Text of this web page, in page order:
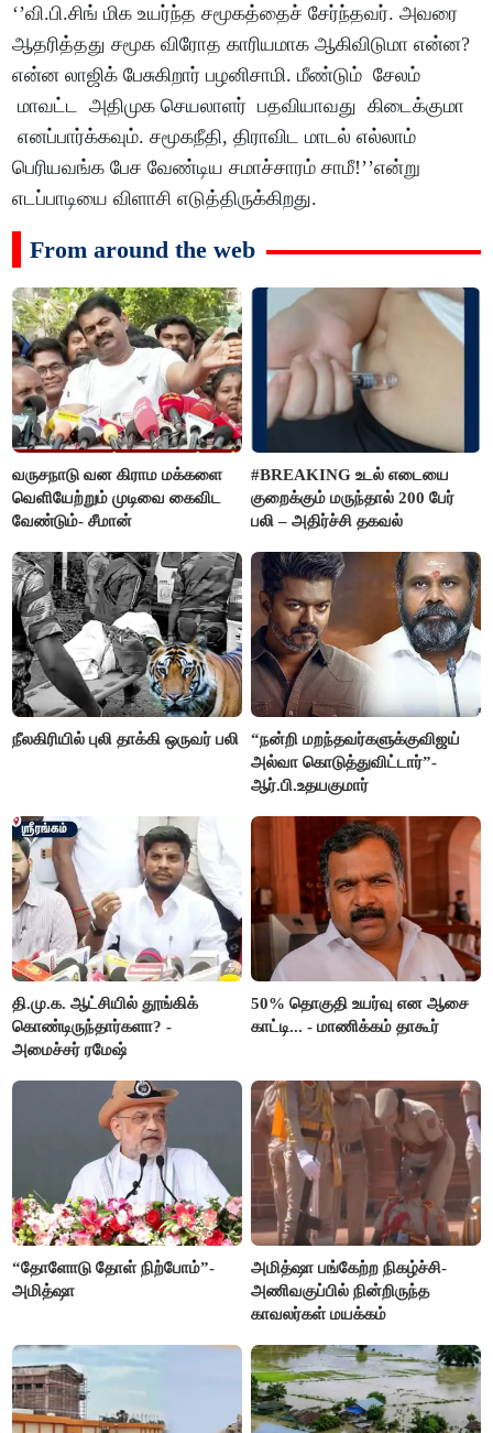
‘’வி.பி.சிங் மிக உயர்ந்த சமூகத்தைச் சேர்ந்தவர். அவரை
ஆதரித்தது சமூக விரோத காரியமாக ஆகிவிடுமா என்ன?
என்ன லாஜிக் பேசுகிறார் பழனிசாமி. மீண்டும் சேலம்
மாவட்ட அதிமுக செயலாளர் பதவியாவது கிடைக்குமா
எனப்பார்க்கவும். சமூகநீதி, திராவிட மாடல் எல்லாம்
பெரியவங்க பேச வேண்டிய சமாச்சாரம் சாமீ!’’என்று
எடப்பாடியை விளாசி எடுத்திருக்கிறது.
From around the web
வருசநாடு வன கிராம மக்களை
வெளியேற்றும் முடிவை கைவிட
வேண்டும்- சீமான்
#BREAKING உடல் எடையை
குறைக்கும் மருந்தால் 200 பேர்
பலி – அதிர்ச்சி தகவல்
நீலகிரியில் புலி தாக்கி ஒருவர் பலி
“நன்றி மறந்தவர்களுக்குவிஜய்
அல்வா கொடுத்துவிட்டார்”-
ஆர்.பி.உதயகுமார்
தி.மு.க. ஆட்சியில் தூங்கிக்
கொண்டிருந்தார்களா? -
அமைச்சர் ரமேஷ்
50% தொகுதி உயர்வு என ஆசை
காட்டி... - மாணிக்கம் தாகூர்
“தோளோடு தோள் நிற்போம்”-
அமித்ஷா
அமித்ஷா பங்கேற்ற நிகழ்ச்சி-
அணிவகுப்பில் நின்றிருந்த
காவலர்கள் மயக்கம்